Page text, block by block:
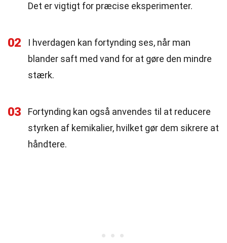
Det er vigtigt for præcise eksperimenter.
02
I hverdagen kan fortynding ses, når man
blander saft med vand for at gøre den mindre
stærk.
03
Fortynding kan også anvendes til at reducere
styrken af kemikalier, hvilket gør dem sikrere at
håndtere.